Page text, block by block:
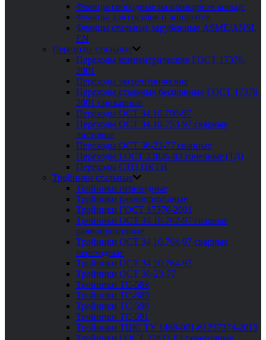
Фланцы свободные на приварном кольце
Фланцы для сосудов и аппаратов
Фланцы стальные зарубежные ASME/ANSI,
EN
Переходы стальные
Переходы концентрические ГОСТ 17378-
2001
Переходы эксцентрические
Переходы стальные бесшовные ГОСТ 17378-
2001 приварные
Переходы ОСТ 34.10.700-97
Переходы ОСТ 34.10-753-97 сварные
листовые
Переходы ОСТ 36-22-77 сварные
Переходы ГОСТ 22826-83 точечные (ТД)
Переходы СТО ЦКТИ
Тройники стальные
Тройники переходные
Тройники равнопроходные
Тройники ГОСТ 17376-2001
Тройники ОСТ 34 10.762-97 сварные
равнопроходные
Тройники ОСТ 34 10.764-97 сварные
переходные
Тройники ОСТ 34 10.764-97
Тройники ОСТ 36-23-77
Тройники ТС-588
Тройники ТС-589
Тройники ТС-590
Тройники ТС-591
Тройники ТШС ТУ 1468-001-61257374-2015
Тройники ГОСТ 22822-83 переходные